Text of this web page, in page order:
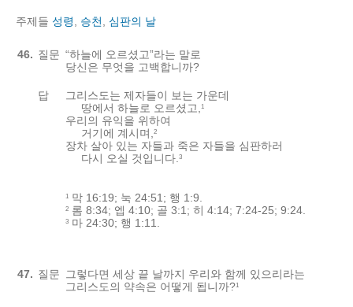
주제들 성령 승천 심판의 날
46. 질문 “하늘에 오르셨고”라는 말로
당신은 무엇을 고백합니까?
답
그리스도는 제자들이 보는 가운데
땅에서 하늘로 오르셨고, 1
우리의 유익을 위하여
거기에 계시며, 2
장차 살아 있는 자들과 죽은 자들을 심판하러
다시 오실 것입니다. 3
1 막 16:19; 눅 24:51; 행 1:9.
2 롬 8:34; 엡 4:10; 골 3:1; 히 4:14; 7:24-25; 9:24.
3 마 24:30; 행 1:11.
47. 질문
그렇다면 세상 끝 날까지 우리와 함께 있으리라는
그리스도의 약속은 어떻게 됩니까?1